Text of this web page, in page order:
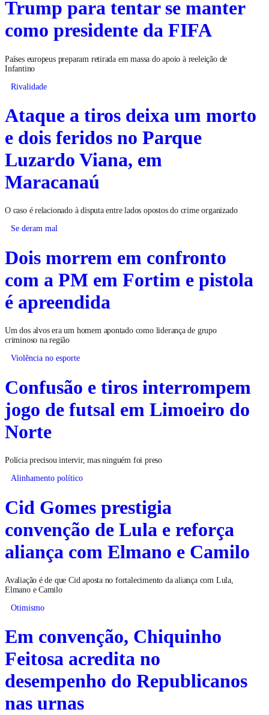
Trump para tentar se manter
como presidente da FIFA
Países europeus preparam retirada em massa do apoio à reeleição de
Infantino
Rivalidade
Ataque a tiros deixa um morto
e dois feridos no Parque
Luzardo Viana, em
Maracanaú
O caso é relacionado à disputa entre lados opostos do crime organizado
Se deram mal
Dois morrem em confronto
com a PM em Fortim e pistola
é apreendida
Um dos alvos era um homem apontado como liderança de grupo
criminoso na região
Violência no esporte
Confusão e tiros interrompem
jogo de futsal em Limoeiro do
Norte
Polícia precisou intervir, mas ninguém foi preso
Alinhamento político
Cid Gomes prestigia
convenção de Lula e reforça
aliança com Elmano e Camilo
Avaliação é de que Cid aposta no fortalecimento da aliança com Lula,
Elmano e Camilo
Otimismo
Em convenção, Chiquinho
Feitosa acredita no
desempenho do Republicanos
nas urnas